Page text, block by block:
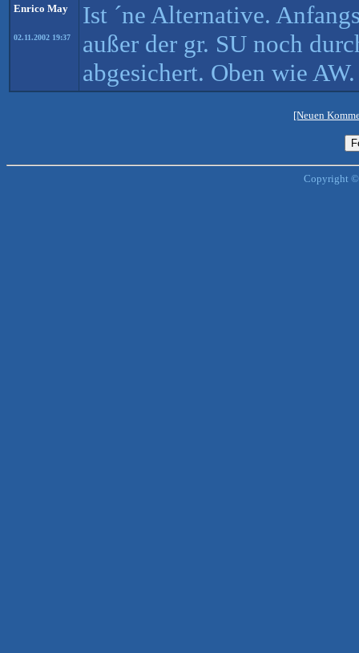
Enrico May
02.11.2002 19:37
Ist ´ne Alternative.
außer der gr. SU noch
abgesichert. Oben wie AW.
[Neuen
Copyright ©